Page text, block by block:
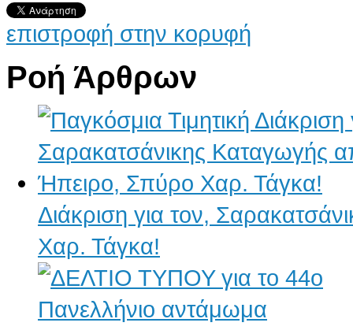
επιστροφή στην κορυφή
Ροή Άρθρων
Διάκριση για τον,
Χαρ. Τάγκα!